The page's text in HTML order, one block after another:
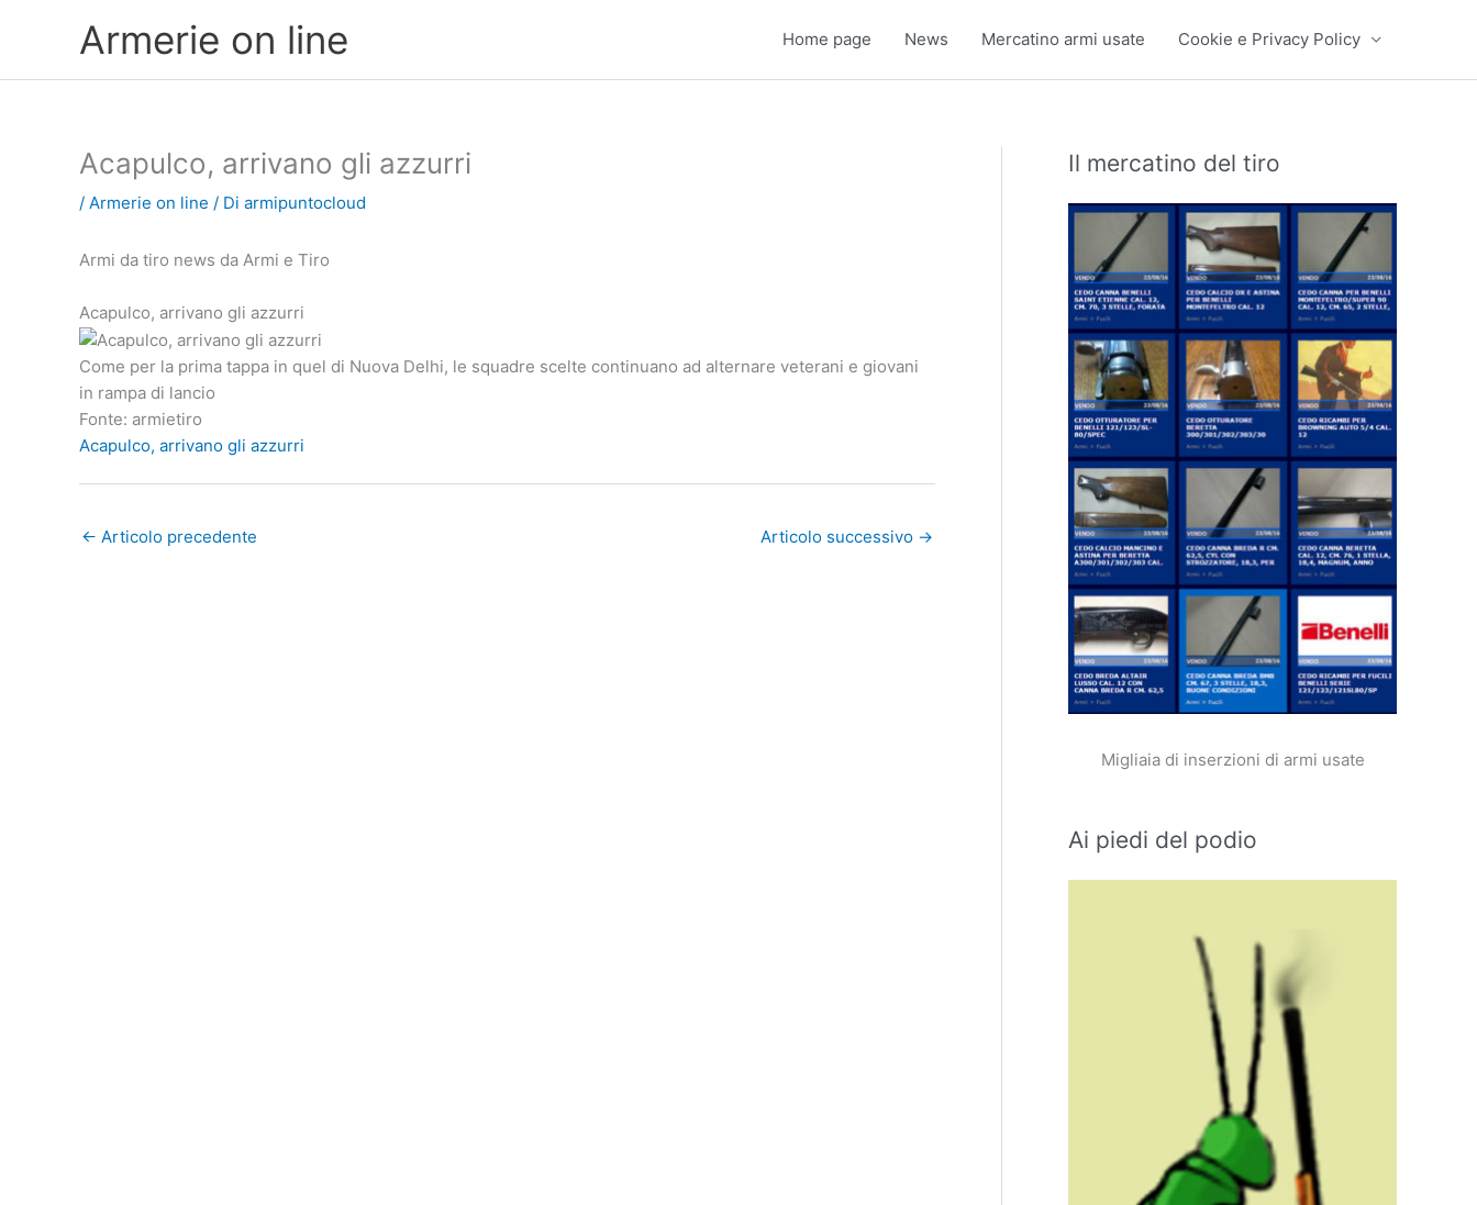
Armerie on line Home page News Mercatino armi usate Cookie e Privacy Policy
Acapulco, arrivano gli azzurri
/ Armerie on line / Di armipuntocloud
Armi da tiro news da Armi e Tiro
Acapulco, arrivano gli azzurri
Come per la prima tappa in quel di Nuova Delhi, le squadre scelte continuano ad alternare veterani e giovani
in rampa di lancio
Fonte: armietiro
Acapulco, arrivano gli azzurri
← Articolo precedente Articolo successivo →
Il mercatino del tiro
Migliaia di inserzioni di armi usate
Ai piedi del podio